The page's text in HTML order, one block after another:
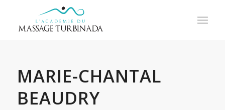
MARIE-CHANTAL
BEAUDRY